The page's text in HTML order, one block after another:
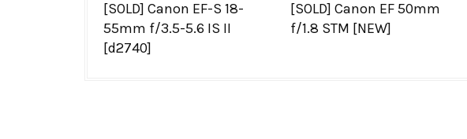
[SOLD] Canon EF-S 18-
55mm f/3.5-5.6 IS II
[d2740]
[SOLD] Canon EF 50mm
f/1.8 STM [NEW]